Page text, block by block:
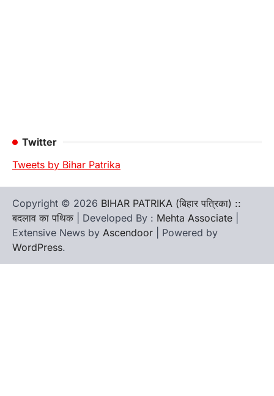
Twitter
Tweets by Bihar Patrika
Copyright © 2026 BIHAR PATRIKA (बिहार पत्रिका) ::
बदलाव का पथिक | Developed By : Mehta Associate
Extensive News by Ascendoor | Powered by
WordPress.